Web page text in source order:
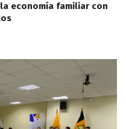
economía familiar con